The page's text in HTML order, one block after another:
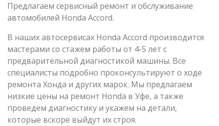
Предлагаем сервисный ремонт и обслуживание
автомобилей Honda Accord.
В наших автосервисах Honda Accord производится
мастерами со стажем работы от 4-5 лет с
предварительной диагностикой машины. Все
специалисты подробно проконсультируют о ходе
ремонта Хонда и других марок. Мы предлагаем
низкие цены на ремонт Honda в Уфе, а также
проведем диагностику и укажем на детали,
которые вскоре выйдут их строя.